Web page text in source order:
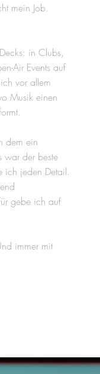
mein Job.
in Clubs,
Air Events auf
vor allem
Musik einen
dem ein
war der beste
ich jeden Detail.
gebe ich auf
immer mit